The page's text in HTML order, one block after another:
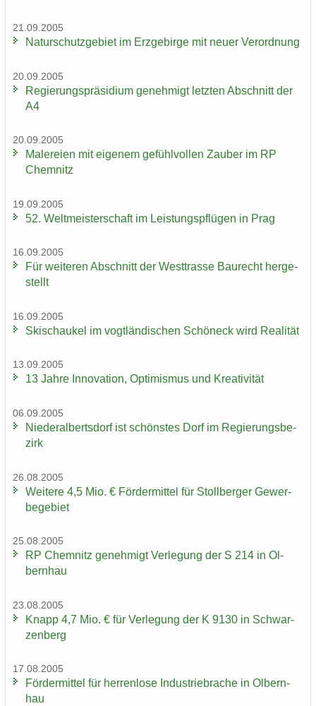
21.09.2005
Na­tur­schutz­ge­biet im Erz­ge­bir­ge mit neuer Ver­ord­nung
20.09.2005
Re­gie­rungs­prä­si­di­um ge­neh­migt letz­ten Ab­schnitt der
A4
20.09.2005
Ma­le­rei­en mit ei­ge­nem ge­fühl­vol­len Zau­ber im RP
Chem­nitz
19.09.2005
52. Welt­meis­ter­schaft im Leis­tungs­pflü­gen in Prag
16.09.2005
Für wei­te­ren Ab­schnitt der West­tras­se Bau­recht her­ge­
stellt
16.09.2005
Ski­schau­kel im vogt­län­di­schen Schöneck wird Rea­li­tät
13.09.2005
13 Jahre In­no­va­ti­on, Op­ti­mis­mus und Krea­ti­vi­tät
06.09.2005
Nie­der­al­berts­dorf ist schöns­tes Dorf im Re­gie­rungs­be­
zirk
26.08.2005
Wei­te­re 4,5 Mio. € För­der­mit­tel für Stoll­ber­ger Ge­wer­
be­ge­biet
25.08.2005
RP Chem­nitz ge­neh­migt Ver­le­gung der S 214 in Ol­
bern­hau
23.08.2005
Knapp 4,7 Mio. € für Ver­le­gung der K 9130 in Schwar­
zen­berg
17.08.2005
För­der­mit­tel für her­ren­lo­se In­dus­trie­bra­che in Ol­bern­
hau